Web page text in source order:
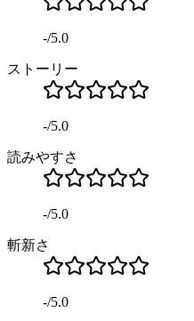
-/5.0
ストーリー
-/5.0
読みやすさ
-/5.0
斬新さ
-/5.0